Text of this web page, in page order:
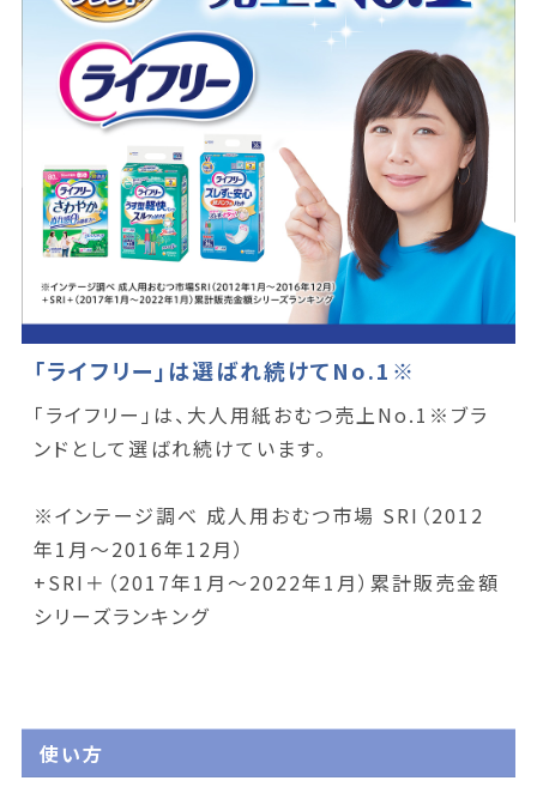
「ライフリー」は選ばれ続けてNo.1※
「ライフリー」は、大人用紙おむつ売上No.1※ブラ
ンドとして選ばれ続けています。
※インテージ調べ 成人用おむつ市場 SRI（2012
年1月～2016年12月）
+SRI＋（2017年1月～2022年1月）累計販売金額
シリーズランキング
使い方